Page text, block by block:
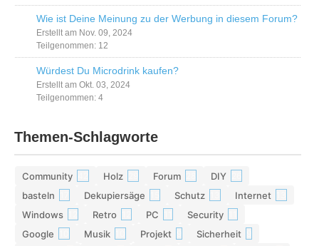
Wie ist Deine Meinung zu der Werbung in diesem Forum?
Erstellt am Nov. 09, 2024
Teilgenommen: 12
Würdest Du Microdrink kaufen?
Erstellt am Okt. 03, 2024
Teilgenommen: 4
Themen-Schlagworte
Community Holz Forum DIY
basteln Dekupiersäge Schutz Internet
Windows Retro PC Security
Google Musik Projekt Sicherheit